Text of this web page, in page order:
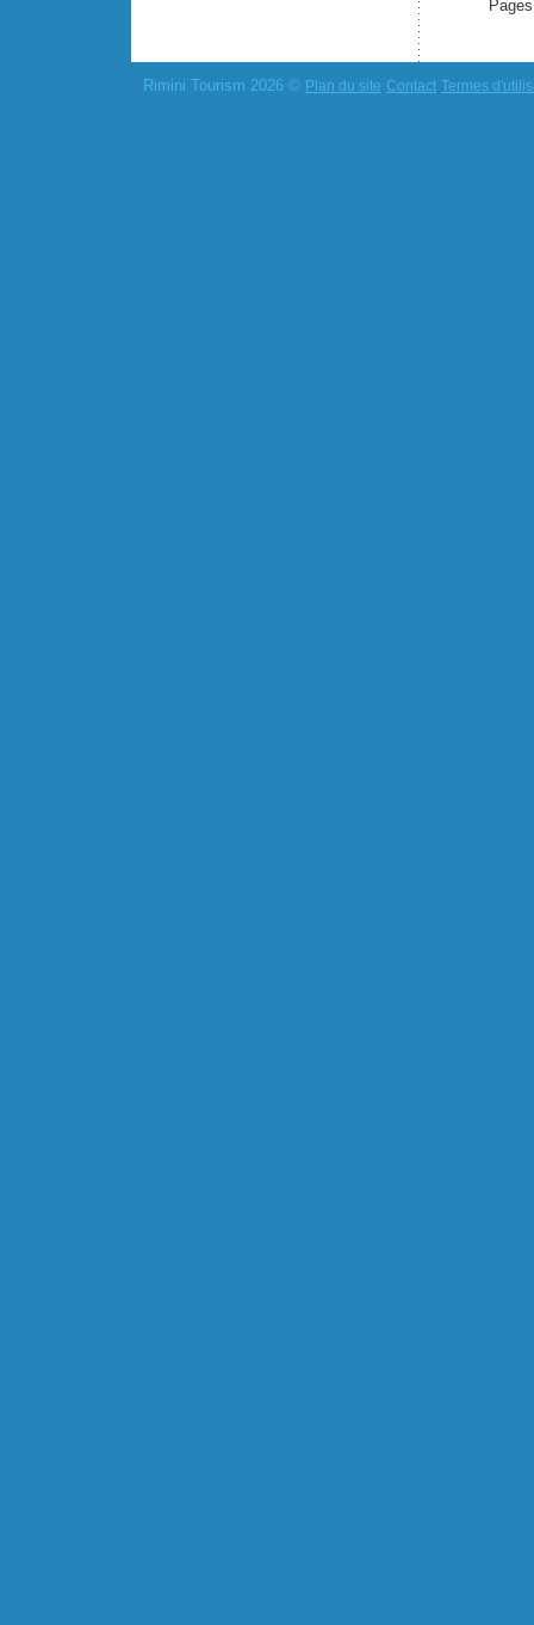
Rimini Tourism 2026 © Plan du site Contact Termes